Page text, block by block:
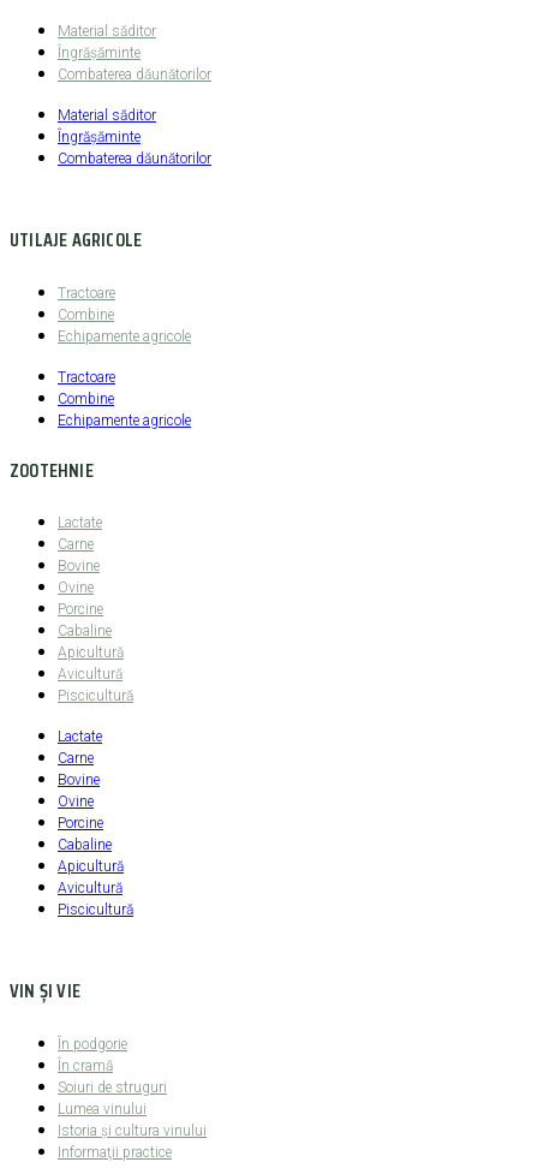
Material săditor
Îngrășăminte
Combaterea dăunătorilor
Material săditor
Îngrășăminte
Combaterea dăunătorilor
UTILAJE AGRICOLE
Tractoare
Combine
Echipamente agricole
Tractoare
Combine
Echipamente agricole
ZOOTEHNIE
Lactate
Carne
Bovine
Ovine
Porcine
Cabaline
Apicultură
Avicultură
Piscicultură
Lactate
Carne
Bovine
Ovine
Porcine
Cabaline
Apicultură
Avicultură
Piscicultură
VIN ȘI VIE
În podgorie
În cramă
Soiuri de struguri
Lumea vinului
Istoria şi cultura vinului
Informaţii practice